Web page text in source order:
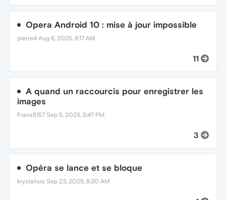
Opera Android 10 : mise à jour impossible
pierre4 Aug 6, 2025, 8:17 AM
11
A quand un raccourcis pour enregistrer les
images
Franz5157 Sep 5, 2025, 5:47 PM
3
Opéra se lance et se bloque
krystalisia Sep 23, 2025, 8:30 AM